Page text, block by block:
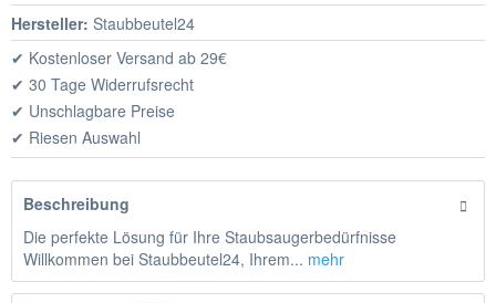
Hersteller: Staubbeutel24
✔ Kostenloser Versand ab 29€
✔ 30 Tage Widerrufsrecht
✔ Unschlagbare Preise
✔ Riesen Auswahl
Beschreibung
Die perfekte Lösung für Ihre Staubsaugerbedürfnisse
Willkommen bei Staubbeutel24, Ihrem... mehr